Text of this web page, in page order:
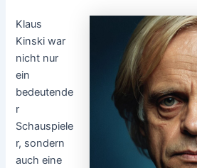
Klaus
Kinski war
nicht nur
ein
bedeutende
r
Schauspiele
r, sondern
auch eine